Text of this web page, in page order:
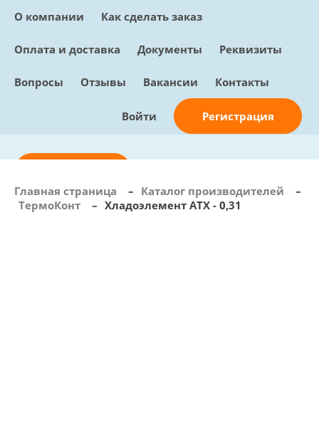
О компании Как сделать заказ
Оплата и доставка Документы Реквизиты
Вопросы Отзывы Вакансии Контакты
Войти Регистрация
info@sunmed.ru
Главная страница – Каталог производителей
–
ТермоКонт
– Хладоэлемент АТХ - 0,31